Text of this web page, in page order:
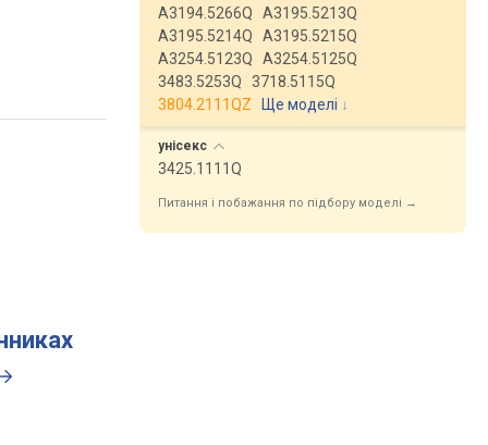
A3194.5266Q
A3195.5213Q
A3195.5214Q
A3195.5215Q
A3254.5123Q
A3254.5125Q
3483.5253Q
3718.5115Q
3804.2111QZ
Ще моделі ↓
унісекс
3425.1111Q
Питання і побажання по підбору моделі →